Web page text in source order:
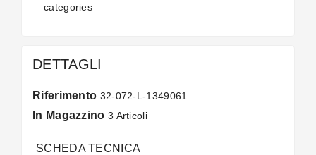
categories
DETTAGLI
Riferimento 32-072-L-1349061
In Magazzino 3 Articoli
SCHEDA TECNICA